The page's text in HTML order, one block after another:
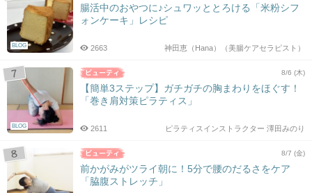
BLOG
腸活中のおやつに♪シュワッととろける「米粉シフ
ォンケーキ」レシピ
神田恵（Hana）（美腸ケアセラピスト）
2663
BLOG
8/6 (木)
【簡単3ステップ】ガチガチの胸まわりをほぐす！
「巻き肩対策ピラティス」
ピラティスインストラクター 澤田みのり
2611
8/7 (金)
前かがみがツライ朝に！5分で腰のだるさをケア
「脇腹ストレッチ」